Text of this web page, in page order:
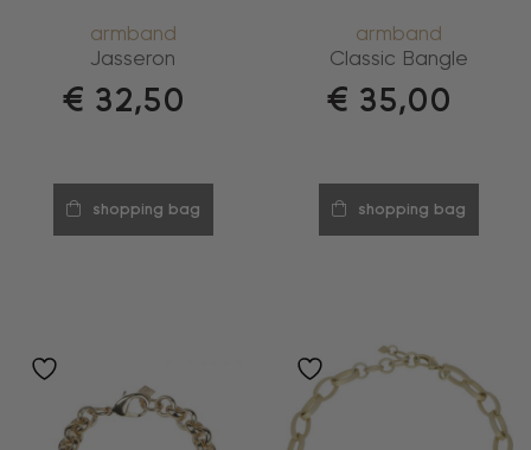
armband
Jasseron
€ 32,50
shopping bag
armband
Classic Bangle
€ 35,00
shopping bag